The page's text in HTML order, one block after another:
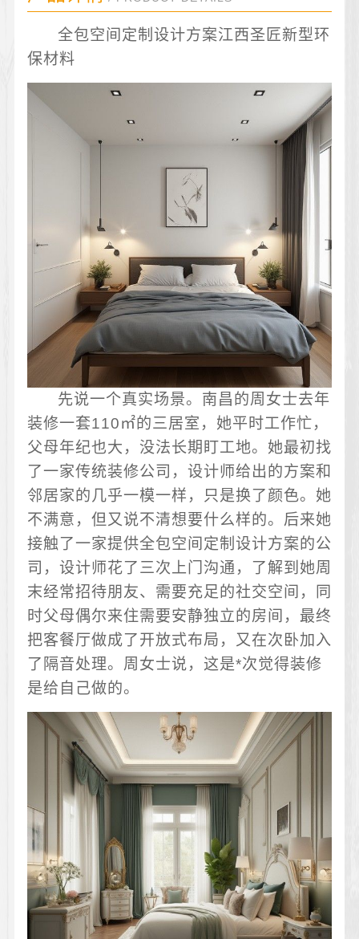
全包空间定制设计方案江西圣匠新型环
保材料
先说一个真实场景。南昌的周女士去年
装修一套110㎡的三居室，她平时工作忙，
父母年纪也大，没法长期盯工地。她最初找
了一家传统装修公司，设计师给出的方案和
邻居家的几乎一模一样，只是换了颜色。她
不满意，但又说不清想要什么样的。后来她
接触了一家提供全包空间定制设计方案的公
司，设计师花了三次上门沟通，了解到她周
末经常招待朋友、需要充足的社交空间，同
时父母偶尔来住需要安静独立的房间，最终
把客餐厅做成了开放式布局，又在次卧加入
了隔音处理。周女士说，这是*次觉得装修
是给自己做的。